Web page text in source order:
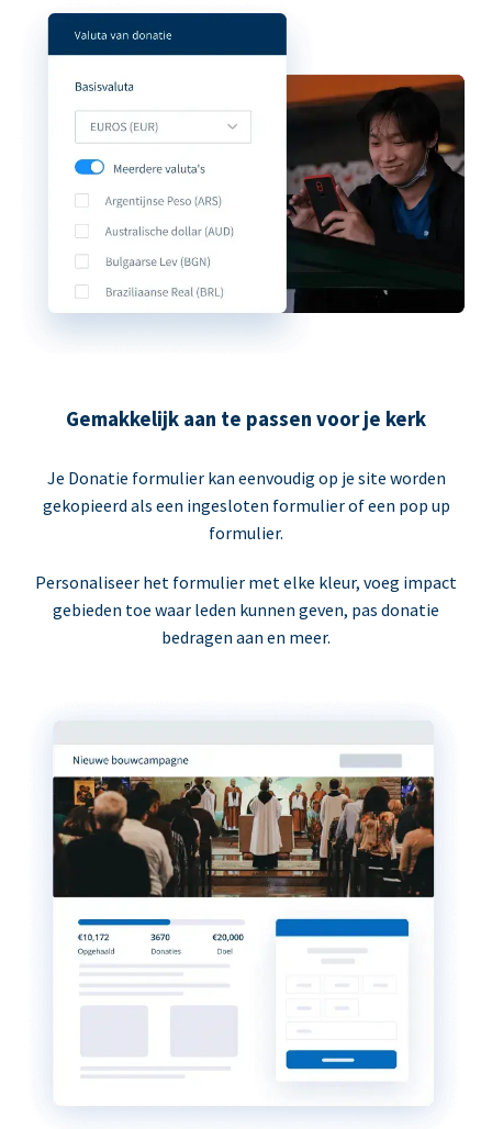
Gemakkelijk aan te passen voor je kerk
Je Donatie formulier kan eenvoudig op je site worden
gekopieerd als een ingesloten formulier of een pop up
formulier.
Personaliseer het formulier met elke kleur, voeg impact
gebieden toe waar leden kunnen geven, pas donatie
bedragen aan en meer.